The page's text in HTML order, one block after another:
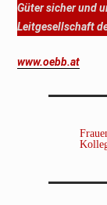
Güter sicher und
Leitgesellschaft
www.oebb.at